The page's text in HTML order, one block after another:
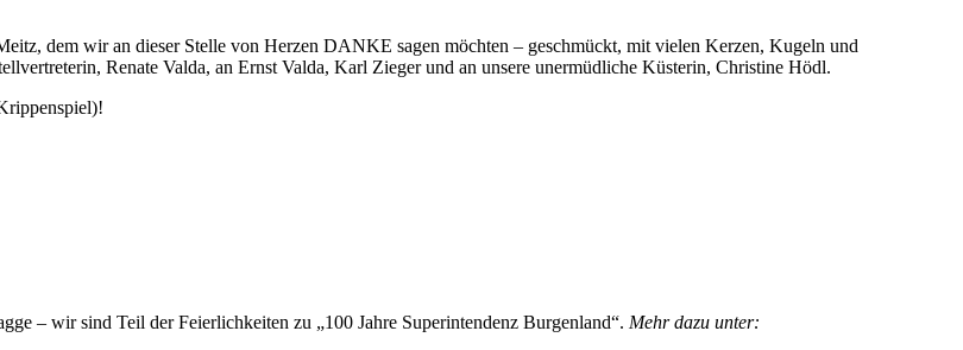
dem wir an dieser Stelle von Herzen DANKE sagen möchten – geschmückt, mit vielen Kerzen, Kugeln und
Renate Valda, an Ernst Valda, Karl Zieger und an unsere unermüdliche Küsterin, Christine Hödl.
– wir sind Teil der Feierlichkeiten zu „100 Jahre Superintendenz Burgenland“. Mehr dazu unter: